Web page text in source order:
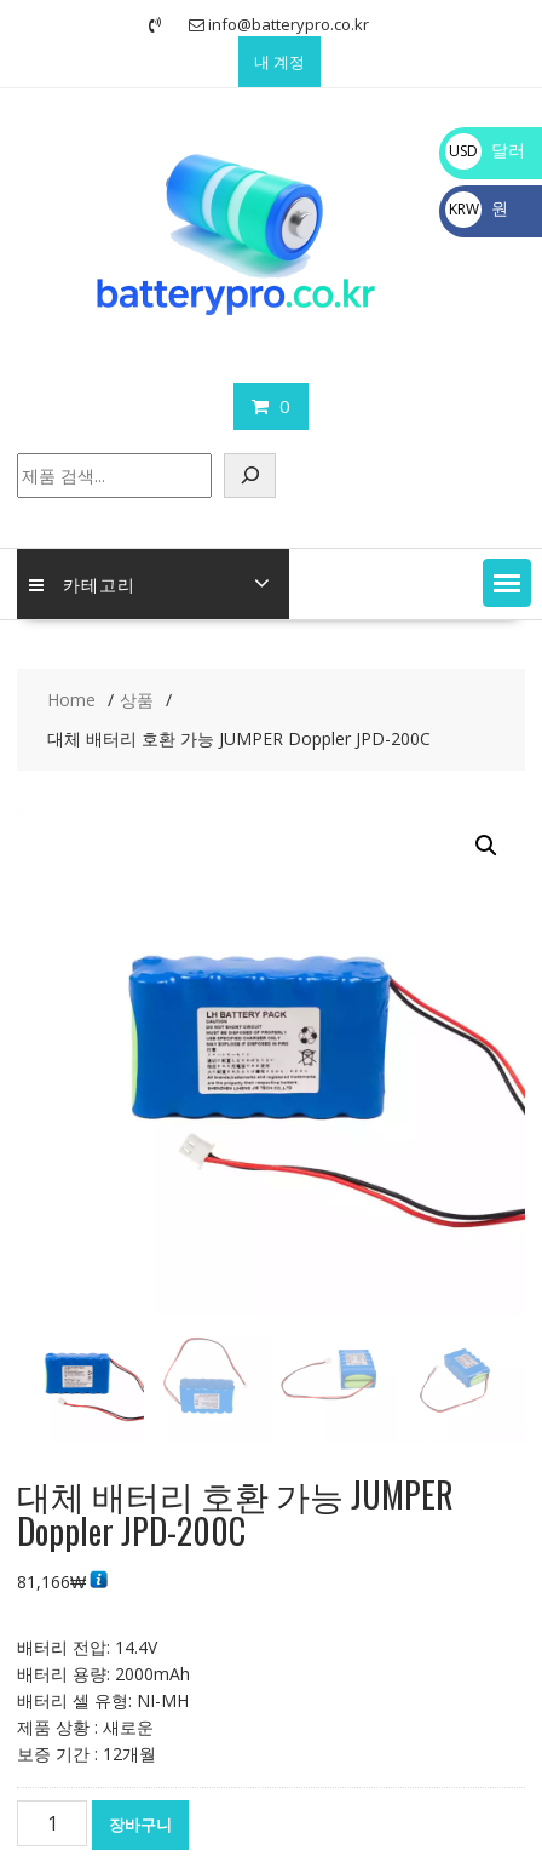
info@batterypro.co.kr
내 계정
0
색
카테고리
Home
상품
대체 배터리 호환 가능 JUMPER Doppler JPD-200C
대체 배터리 호환 가능 JUMPER
Doppler JPD-200C
81,166₩
배터리 전압: 14.4V
배터리 용량: 2000mAh
배터리 셀 유형: NI-MH
제품 상황 : 새로운
보증 기간 : 12개월
장바구니
USD
$
달러
KRW
₩
원